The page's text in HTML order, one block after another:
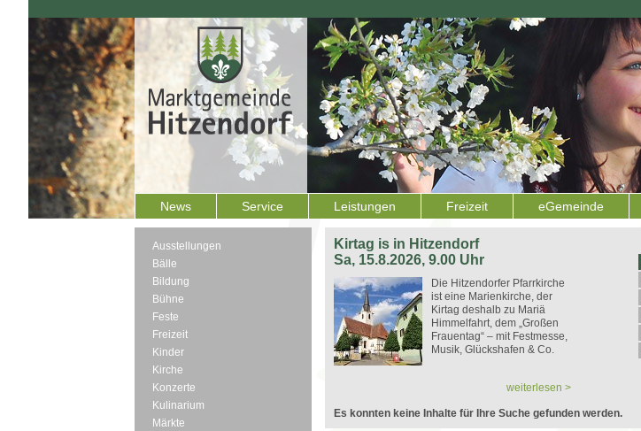
News Service Leistungen Freizeit eGemeinde
Ausstellungen
Bälle
Bildung
Bühne
Feste
Freizeit
Kinder
Kirche
Konzerte
Kulinarium
Märkte
Kirtag is in Hitzendorf
Sa, 15.8.2026, 9.00 Uhr
Die Hitzendorfer Pfarrkirche
ist eine Marienkirche, der
Kirtag deshalb zu Mariä
Himmelfahrt, dem „Großen
Frauentag“ – mit Festmesse,
Musik, Glückshafen & Co.
weiterlesen >
Es konnten keine Inhalte für Ihre Suche gefunden werden.